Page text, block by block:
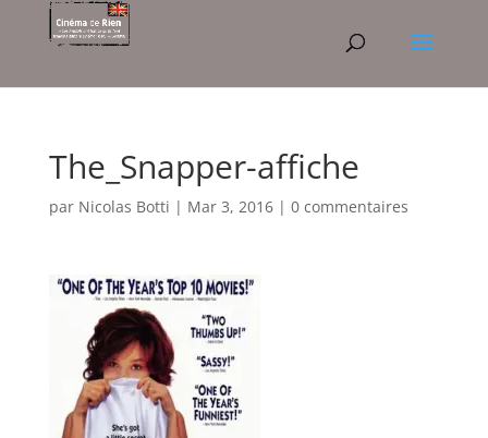
The_Snapper-affiche
par Nicolas Botti | Mar 3, 2016| 0 commentaires